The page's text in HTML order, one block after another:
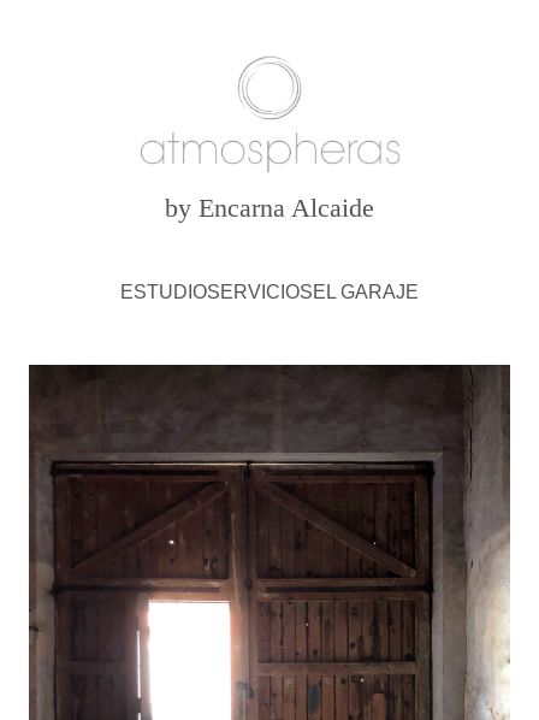
by Encarna Alcaide
ESTUDIOSERVICIOSEL GARAJE